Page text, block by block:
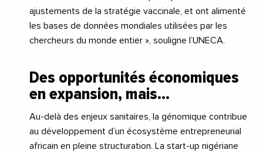
ajustements de la stratégie vaccinale, et ont alimenté
les bases de données mondiales utilisées par les
chercheurs du monde entier », souligne l’UNECA.
Des opportunités économiques
en expansion, mais…
Au-delà des enjeux sanitaires, la génomique contribue
au développement d’un écosystème entrepreneurial
africain en pleine structuration. La start-up nigériane